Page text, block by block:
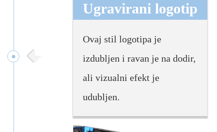
Ugravirani logotip
Ovaj stil logotipa je
izdubljen i ravan je na dodir,
ali vizualni efekt je
udubljen.